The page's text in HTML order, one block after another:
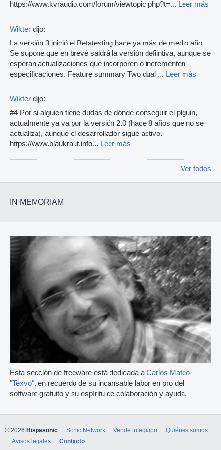
https://www.kvraudio.com/forum/viewtopic.php?t=... Leer más
Wikter dijo:
La versión 3 inició el Betatesting hace ya más de medio año.
Se supone que en brevé saldrá la versión defiintiva, aunque se
esperan actualizaciones que incorporen o incrementen
especificaciones. Feature summary Two dual ... Leer más
Wikter dijo:
#4 Por si alguien tiene dudas de dónde conseguir el plguin,
actualmente ya va por la versión 2.0 (hace 8 años que no se
actualiza), aunque el desarrollador sigue activo.
https://www.blaukraut.info... Leer más
Ver todos
IN MEMORIAM
Esta sección de freeware está dedicada a Carlos Mateo
"Texvo", en recuerdo de su incansable labor en pro del
software gratuito y su espíritu de colaboración y ayuda.
© 2026 Hispasonic Sonic Network Vende tu equipo
Quiénes somos
Avisos legales
Contacto